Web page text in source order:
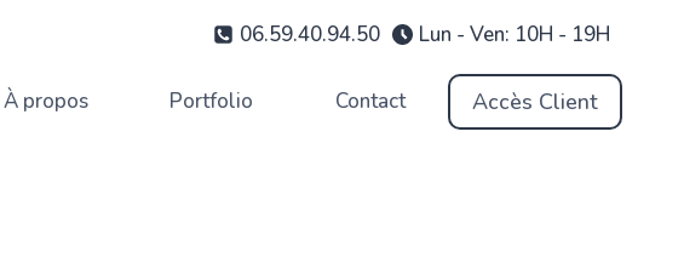
06.59.40.94.50 Lun - Ven: 10H - 19H
À propos Portfolio Contact Accès Client